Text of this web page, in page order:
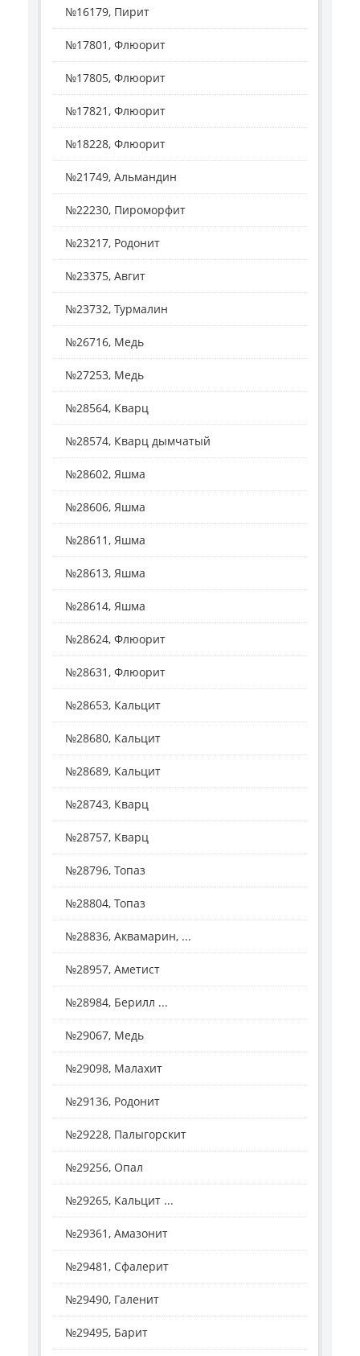
№16179, Пирит
№17801, Флюорит
№17805, Флюорит
№17821, Флюорит
№18228, Флюорит
№21749, Альмандин
№22230, Пироморфит
№23217, Родонит
№23375, Авгит
№23732, Турмалин
№26716, Медь
№27253, Медь
№28564, Кварц
№28574, Кварц дымчатый
№28602, Яшма
№28606, Яшма
№28611, Яшма
№28613, Яшма
№28614, Яшма
№28624, Флюорит
№28631, Флюорит
№28653, Кальцит
№28680, Кальцит
№28689, Кальцит
№28743, Кварц
№28757, Кварц
№28796, Топаз
№28804, Топаз
№28836, Аквамарин, ...
№28957, Аметист
№28984, Берилл ...
№29067, Медь
№29098, Малахит
№29136, Родонит
№29228, Палыгорскит
№29256, Опал
№29265, Кальцит ...
№29361, Амазонит
№29481, Сфалерит
№29490, Галенит
№29495, Барит